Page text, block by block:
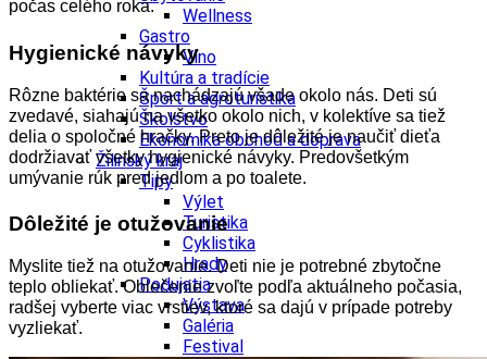
Wellness
Gastro
Víno
Kultúra a tradície
Šport a agroturistika
Školstvo
Ekonomika obchod a doprava
Žilinský kraj
Tipy
Výlet
Turistika
Cyklistika
Hrady
Podujatia
Výstava
Galéria
Festival
počas celého roka.
Hygienické návyky
Rôzne baktérie sa nachádzajú všade okolo nás. Deti sú
zvedavé, siahajú na všetko okolo nich, v kolektíve sa tiež
delia o spoločné hračky. Preto je dôležité je naučiť dieťa
dodržiavať všetky hygienické návyky. Predovšetkým
umývanie rúk pred jedlom a po toalete.
Dôležité je otužovanie
Myslite tiež na otužovanie. Deti nie je potrebné zbytočne
teplo obliekať. Oblečenie zvoľte podľa aktuálneho počasia,
radšej vyberte viac vrstiev, ktoré sa dajú v prípade potreby
vyzliekať.